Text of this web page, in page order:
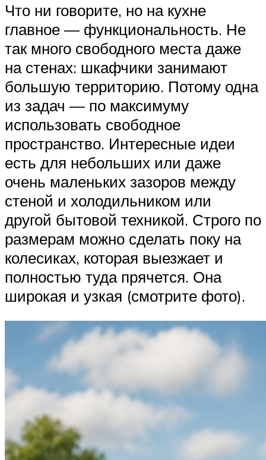
Что ни говорите, но на кухне
главное — функциональность. Не
так много свободного места даже
на стенах: шкафчики занимают
большую территорию. Потому одна
из задач — по максимуму
использовать свободное
пространство. Интересные идеи
есть для небольших или даже
очень маленьких зазоров между
стеной и холодильником или
другой бытовой техникой. Строго по
размерам можно сделать поку на
колесиках, которая выезжает и
полностью туда прячется. Она
широкая и узкая (смотрите фото).